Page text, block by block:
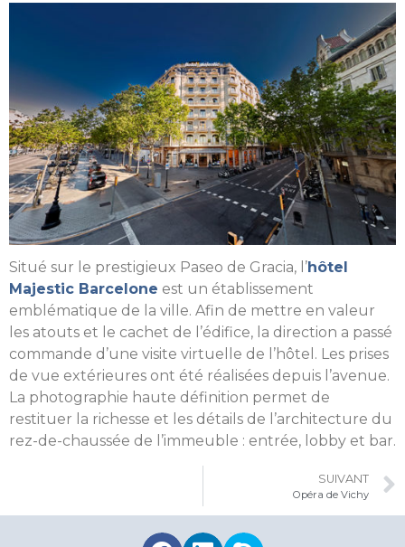
Situé sur le prestigieux Paseo de Gracia, l’hôtel
Majestic Barcelone est un établissement
emblématique de la ville. Afin de mettre en valeur
les atouts et le cachet de l’édifice, la direction a passé
commande d’une visite virtuelle de l’hôtel. Les prises
de vue extérieures ont été réalisées depuis l’avenue.
La photographie haute définition permet de
restituer la richesse et les détails de l’architecture du
rez-de-chaussée de l’immeuble : entrée, lobby et bar.
SUIVANT
Opéra de Vichy